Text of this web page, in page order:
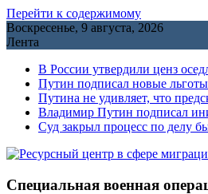
Перейти к содержимому
Воскресенье, 9 августа, 2026
Лента
В России утвердили ценз
Путин подписал новые
Путина не удивляет, что
Владимир Путин подписал
Cуд закрыл процесс по делу
Специальная военная